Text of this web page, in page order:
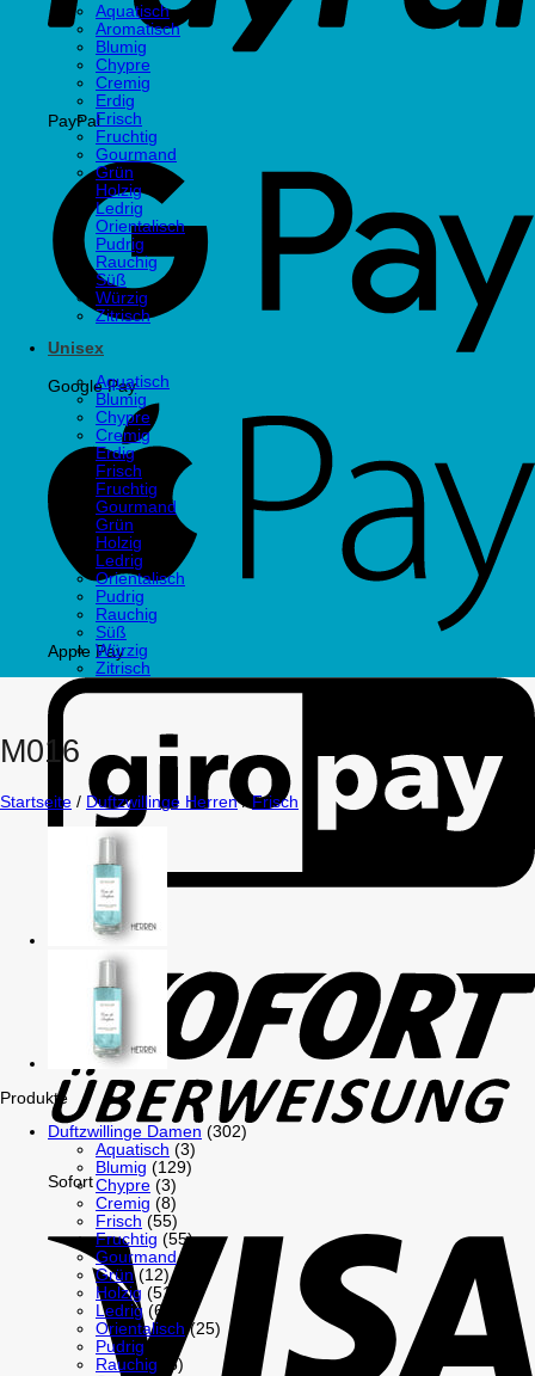
PayPal
Google Pay
Apple Pay
GiroPay
Sofort
Aquatisch
Aromatisch
Blumig
Chypre
Cremig
Erdig
Frisch
Fruchtig
Gourmand
Grün
Holzig
Ledrig
Orientalisch
Pudrig
Rauchig
Süß
Würzig
Zitrisch
Unisex
Aquatisch
Blumig
Chypre
Cremig
Erdig
Frisch
Fruchtig
Gourmand
Grün
Holzig
Ledrig
Orientalisch
Pudrig
Rauchig
Süß
Würzig
Zitrisch
M016
Startseite / Duftzwillinge Herren / Frisch
Produkte
Duftzwillinge Damen (302)
Aquatisch (3)
Blumig (129)
Chypre (3)
Cremig (8)
Frisch (55)
Fruchtig (55)
Gourmand
Grün (12)
Holzig (51)
Ledrig (6)
Orientalisch (25)
Pudrig
Rauchig
(6)